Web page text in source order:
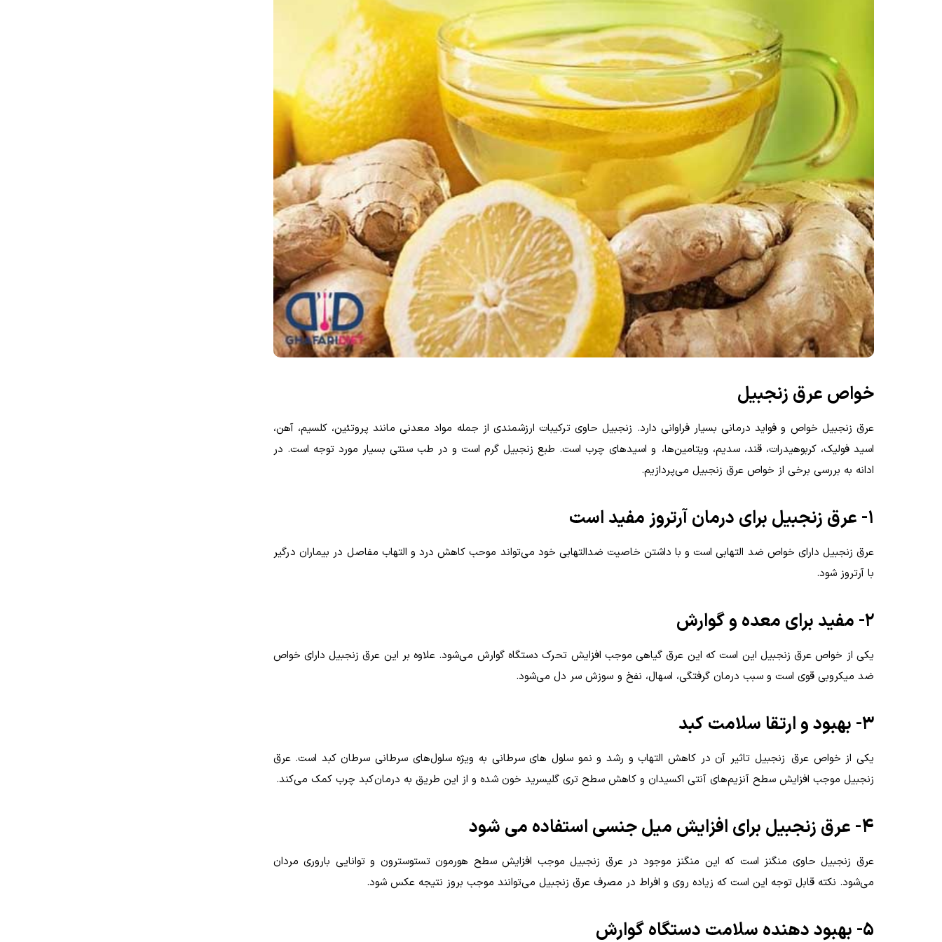
خواص عرق زنجبیل
عرق زنجبیل خواص و فواید درمانی بسیار فراوانی دارد. زنجبیل حاوی ترکیبات ارزشمندی از جمله مواد معدنی مانند پروتئین، کلسیم، آهن،
اسید فولیک، کربوهیدرات، قند، سدیم، ویتامین‌ها، و اسید‌های چرب است. طبع زنجبیل گرم است و در طب سنتی بسیار مورد توجه است. در
ادانه به بررسی برخی از خواص عرق زنجبیل می‌پردازیم.
۱- عرق زنجبیل برای درمان آرتروز مفید است
عرق زنجبیل دارای خواص ضد التهابی است و با داشتن خاصیت ضدالتهابی خود می‌تواند موحب کاهش درد و التهاب مفاصل در بیماران درگیر
با آرتروز شود.
۲- مفید برای معده و گوارش
یکی از خواص عرق زنجبیل این است که این عرق گیاهی موجب افزایش تحرک دستگاه گوارش می‌شود. علاوه بر این عرق زنجبیل دارای خواص
ضد میکروبی قوی است و سبب درمان گرفتگی، اسهال، نفخ و سوزش سر دل می‌شود.
۳- بهبود و ارتقا سلامت کبد
یکی از خواص عرق زنجبیل تاثیر آن در کاهش التهاب و رشد و نمو سلول های سرطانی به ویژه سلول‌های سرطانی سرطان کبد است. عرق
زنجبیل موجب افزایش سطح آنزیم‌های آنتی اکسیدان و کاهش سطح تری گلیسرید خون شده و از این طریق به درمان کبد چرب کمک می‌کند.
۴- عرق زنجبیل برای افزایش میل جنسی استفاده می شود
عرق زنجبیل حاوی منگنز است که این منگنز موجود در عرق زنجبیل موجب افزایش سطح هورمون تستوسترون و توانایی باروری مردان
می‌شود. نکته قابل توجه این است که زیاده روی و افراط در مصرف عرق زنجبیل می‌توانند موجب بروز نتیجه عکس شود.
۵- بهبود دهنده سلامت دستگاه گوارش